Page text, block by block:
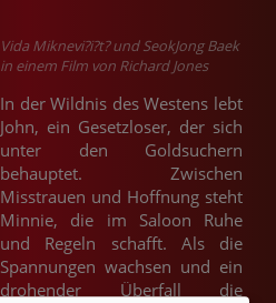
Vida Miknevi?i?t? und SeokJong Baek
in einem Film von Richard Jones
In der Wildnis des Westens lebt
John, ein Gesetzloser, der sich
unter den Goldsuchern
behauptet. Zwischen
Misstrauen und Hoffnung steht
Minnie, die im Saloon Ruhe
und Regeln schafft. Als die
Spannungen wachsen und ein
drohender Überfall die